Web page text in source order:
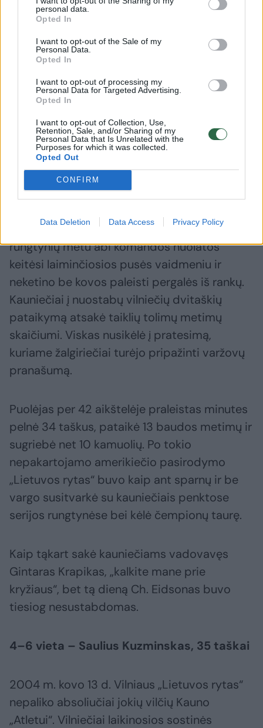
personal data.
Opted In
I want to opt-out of the Sale of my
Personal Data.
Opted In
I want to opt-out of processing my
Personal Data for Targeted Advertising.
Opted In
I want to opt-out of Collection, Use,
Retention, Sale, and/or Sharing of my
Personal Data that Is Unrelated with the
Purposes for which it was collected.
Opted Out
CONFIRM
Data Deletion Data Access Privacy Policy
pelnė 30 taškų, pataikęs net 11 baudos
metimų iš 13 bandymų.
Antrose finalo rungtynėse „Lietuvos rytas“
namie rezultatu 100:58 nepaliko jokių vilčių
kauniečiams. Po tokio „Žalgirio“ fiasko visų
dėmesys buvo nukreiptas į trečiąsias serijos
rungtynes, kuriose Pauliaus Jankūno
vedamiems žalgiriečiams pavyko sušvelninti
serijos rezultatą iki 2:1.
baigtis taps visos serijos lūžio tašku. Visų
rungtynių metu abi komandos nuolatos
keitėsi laiminčiosios pusės vaidmeniu ir
neketino be kovos paleisti pergalės iš rankų.
Kauniečiai į nuostabų vilniečių dvitaškių
pataikymą atsakė taiklių tolimų metimų
skaičiumi. Viskas nusikėlė į pratesimą,
kuriame žalgiriečiai turėjo pripažinti varžovų
pranašumą.
Puolėjas per 42 aikštelėje praleistas minutes
pelnė 34 taškus, pataikė 13 baudos metimų ir
sugriebė net 10 kamuolių. Po tokio
nepakartojamo amerikiečio pasirodymo
„Lietuvos rytas“ buvo kaip ant sparnų ir be
vargo susitvarkė su kauniečiais penktose
serijos rungtynėse bei kėlė čempionų taurę.
Kaip tąkart sakė kauniečiams vadovavęs
Gintaras Krapikas, „kalkite mane prie
kryžiaus“, bet tą dieną Ch. Eidsonas buvo
tiesiog nesustabdomas.
4–6 vieta – Saulius Kuzminskas, 35 taškai
2004 m. kovo 13 d. Vilniaus „Lietuvos rytas“
nepaliko absoliučiai jokių vilčių Kauno
„Atletui“. Vilniečiai laikinosios sostinės